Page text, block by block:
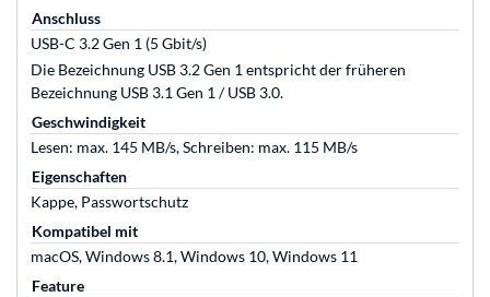
Anschluss
USB-C 3.2 Gen 1 (5 Gbit/s)
Die Bezeichnung USB 3.2 Gen 1 entspricht der früheren
Bezeichnung USB 3.1 Gen 1 / USB 3.0.
Geschwindigkeit
Lesen: max. 145 MB/s, Schreiben: max. 115 MB/s
Eigenschaften
Kappe, Passwortschutz
Kompatibel mit
macOS, Windows 8.1, Windows 10, Windows 11
Feature